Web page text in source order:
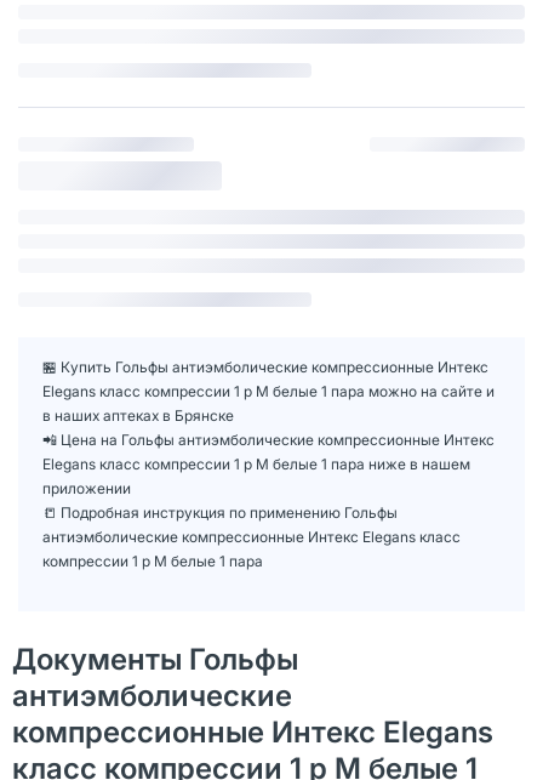
🏪 Купить Гольфы антиэмболические компрессионные Интекс
Elegans класс компрессии 1 р M белые 1 пара можно на сайте и
в наших аптеках в Брянске
📲 Цена на Гольфы антиэмболические компрессионные Интекс
Elegans класс компрессии 1 р M белые 1 пара ниже в нашем
приложении
📒 Подробная инструкция по применению Гольфы
антиэмболические компрессионные Интекс Elegans класс
компрессии 1 р M белые 1 пара
Документы Гольфы
антиэмболические
компрессионные Интекс Elegans
класс компрессии 1 р M белые 1